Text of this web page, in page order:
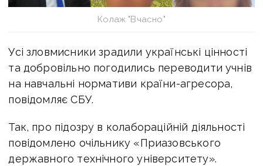
Колаж "Вчасно"
Усі зловмисники зрадили українські цінності
та добровільно погодились переводити учнів
на навчальні нормативи країни-агресора,
повідомляє СБУ.
Так, про підозру в колабораційній діяльності
повідомлено очільнику «Приазовського
державного технічного університету».